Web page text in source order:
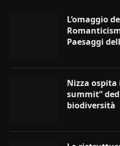
L’omaggio
Paesaggi
Nizza
summit”
biodiversità